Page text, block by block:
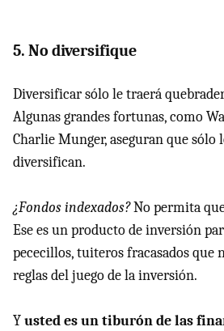
5. No diversifique
Diversificar sólo le traerá
Algunas grandes fortunas, como
Charlie Munger, aseguran que sólo
diversifican.
¿Fondos indexados?No permita
Ese es un producto de inversión
pececillos, tuiteros fracasados que
reglas del juego de la inversión.
Yusted es un tiburón de las